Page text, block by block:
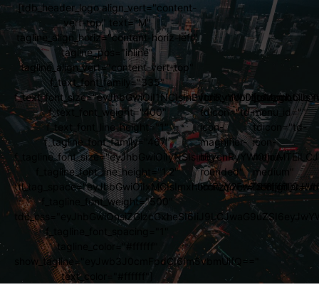
[tdb_header_logo align_vert="content-
vert-top" text="M"
tagline_align_horiz="content-horiz-left"
tagline_pos="inline"
tagline_align_vert="content-vert-top"
f_text_font_family="335"
f_text_font_weight="400"
f_text_font_line_height="1"
f_tagline_font_family="467"
f_tagline_font_line_height="1.2"
f_tagline_font_weight="500"
f_tagline_font_spacing="1"
tagline_color="#ffffff"
show_tagline="eyJwb3J0cmFpdCI6Im5vbmUifQ=="
text_color="#ffffff"]
[tdb_mobile_search
tdicon="td-
icon-
magnifier-
big-
rounded"
icon_color="#ffffff"]
menu_id=""
tdicon="td-
icon-
menu-
medium"